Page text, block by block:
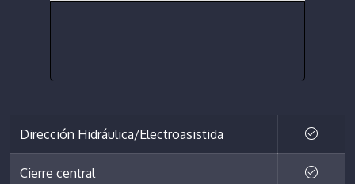
Dirección Hidráulica/Electroasistida
Cierre central